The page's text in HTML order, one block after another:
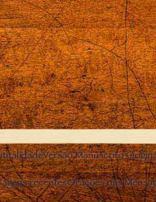
Versão Manuscrito
recentesOrações nas